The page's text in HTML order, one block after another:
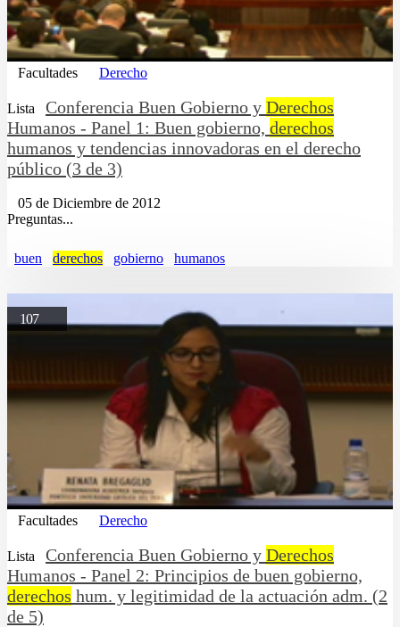
Facultades Derecho
Lista Conferencia Buen Gobierno y Derechos
Humanos - Panel 1: Buen gobierno, derechos
humanos y tendencias innovadoras en el derecho
público (3 de 3)
05 de Diciembre de 2012
Preguntas...
buen derechos gobierno humanos
107
Facultades Derecho
Lista Conferencia Buen Gobierno y Derechos
Humanos - Panel 2: Principios de buen gobierno,
derechos hum. y legitimidad de la actuación adm. (2
de 5)